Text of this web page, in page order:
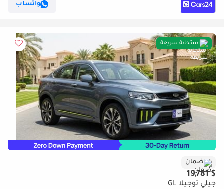
واتساب
استجابة سريعة
ضمان
$ 19,781
جيلي توجيلا GL